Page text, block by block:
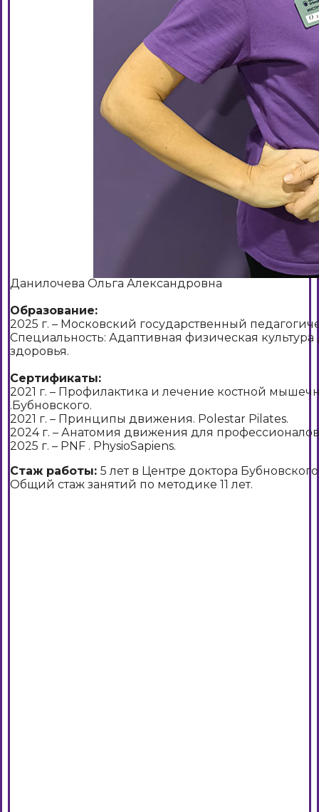
Данилочева Ольга Александровна
Образование:
2025 г. – Московский государственный
Специальность: Адаптивная физическая
здоровья.
Сертификаты:
2021 г. – Профилактика и лечение костной
.Бубновского.
2021 г. – Принципы движения. Polestar Pilates.
2024 г. – Анатомия движения для
2025 г. – PNF . PhysioSapiens.
Стаж работы: 5 лет в Центре доктора
Общий стаж занятий по методике 11 лет.